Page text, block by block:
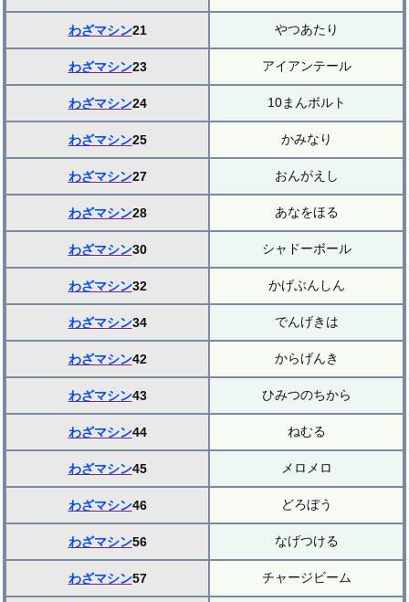
わざマシン21 やつあたり
わざマシン23 アイアンテール
わざマシン24 10まんボルト
わざマシン25 かみなり
わざマシン27 おんがえし
わざマシン28 あなをほる
わざマシン30 シャドーボール
わざマシン32 かげぶんしん
わざマシン34 でんげきは
わざマシン42 からげんき
わざマシン43 ひみつのちから
わざマシン44 ねむる
わざマシン45 メロメロ
わざマシン46 どろぼう
わざマシン56 なげつける
わざマシン57 チャージビーム